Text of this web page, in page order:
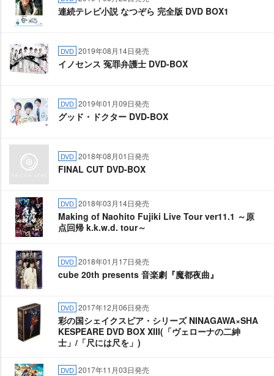
連続テレビ小説 なつぞら 完全版 DVD BOX1
DVD 2019年08月14日発売
イノセンス 冤罪弁護士 DVD-BOX
DVD 2019年01月09日発売
グッド・ドクター DVD-BOX
DVD 2018年08月01日発売
FINAL CUT DVD-BOX
DVD 2018年03月14日発売
Making of Naohito Fujiki Live Tour ver11.1 ～原
点回帰 k.k.w.d. tour～
DVD 2018年01月17日発売
cube 20th presents 音楽劇『魔都夜曲』
DVD 2017年12月06日発売
彩の国シェイクスピア・シリーズ NINAGAWA×SHA
KESPEARE DVD BOX XIII(「ヴェローナの二紳
士」/「尺には尺を」)
DVD 2017年11月03日発売